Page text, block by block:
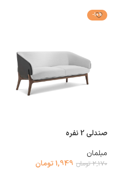
-10%
صندلی 2 نفره
مبلمان
2,170تومان 1,949تومان